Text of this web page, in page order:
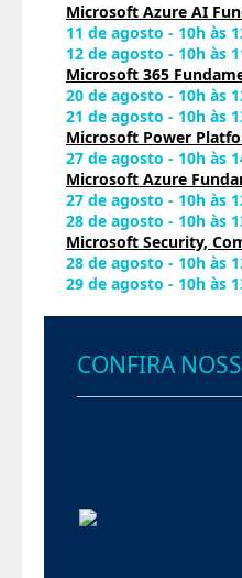
Microsoft Azure AI
11 de agosto - 10h às
12 de agosto - 10h às
Microsoft 365
20 de agosto - 10h às
21 de agosto - 10h às
Microsoft Power
27 de agosto - 10h às
Microsoft Azure
27 de agosto - 10h às
28 de agosto - 10h às
Microsoft Security,
28 de agosto - 10h às
29 de agosto - 10h às
CONFIRA